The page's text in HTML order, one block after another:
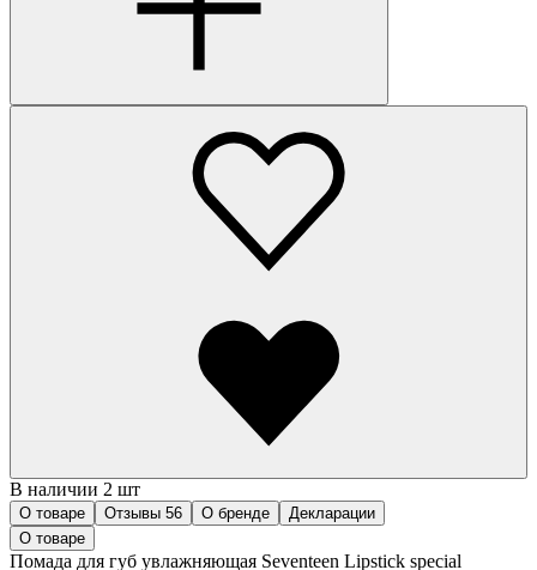
В наличии 2 шт
О товаре Отзывы 56 О бренде
Декларации
О товаре
Помада для губ увлажняющая Seventeen Lipstick special